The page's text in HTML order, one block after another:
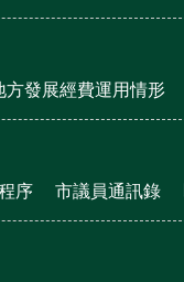
方發展經費運用情形
序 市議員通訊錄